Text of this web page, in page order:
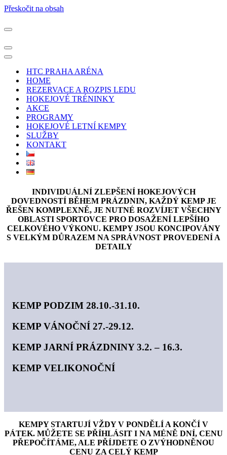
Přeskočit na obsah
Navigační
Navigační
menu
Navigační
HTC PRAHA ARÉNA
HOME
REZERVACE A ROZPIS LEDU
HOKEJOVÉ TRÉNINKY
AKCE
PROGRAMY
HOKEJOVÉ LETNÍ KEMPY
SLUŽBY
KONTAKT
INDIVIDUÁLNÍ ZLEPŠENÍ HOKEJOVÝCH
DOVEDNOSTÍ BĚHEM PRÁZDNIN, KAŽDÝ KEMP JE
ŘEŠEN KOMPLEXNĚ, JE NUTNÉ ROZVÍJET VŠECHNY
OBLASTI SPORTOVCE PRO DOSAŽENÍ LEPŠÍHO
CELKOVÉHO VÝKONU. KEMPY JSOU KONCIPOVÁNY
S VELKÝM DŮRAZEM NA SPRÁVNOST PROVEDENÍ A
DETAILY
KEMP PODZIM 28.10.-31.10.
KEMP VÁNOČNÍ 27.-29.12.
KEMP JARNÍ PRÁZDNINY 3.2. – 16.3.
KEMP VELIKONOČNÍ
KEMPY STARTUJÍ VŽDY V PONDĚLÍ A KONČÍ V
PÁTEK. MŮŽETE SE PŘÍHLÁSIT I NA MÉNĚ DNÍ, CENU
PŘEPOČÍTÁME, ALE PŘÍJDETE O ZVÝHODNĚNOU
CENU ZA CELÝ KEMP